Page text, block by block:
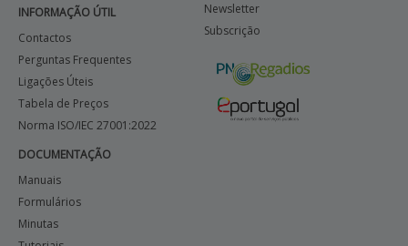
INFORMAÇÃO ÚTIL
Contactos
Perguntas Frequentes
Ligações Úteis
Tabela de Preços
Norma ISO/IEC 27001:2022
DOCUMENTAÇÃO
Manuais
Formulários
Minutas
Newsletter
Subscrição